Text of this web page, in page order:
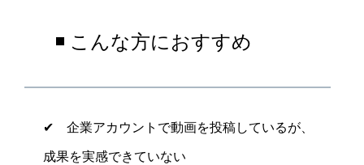
◾️ こんな方におすすめ
✔︎ 企業アカウントで動画を投稿しているが、
成果を実感できていない